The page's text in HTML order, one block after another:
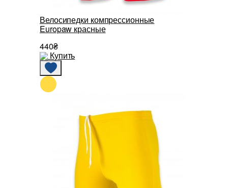
Велосипедки компрессионные
Europaw красные
440₴
Купить